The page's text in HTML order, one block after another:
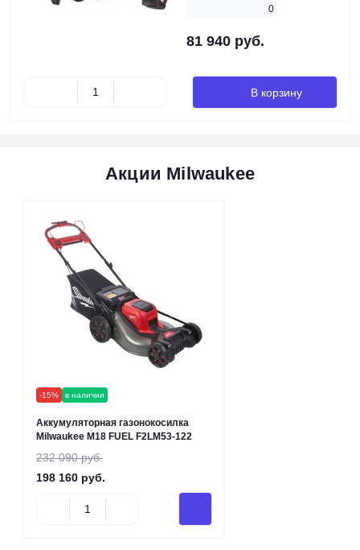
0
81 940 руб.
В корзину
Акции Milwaukee
-15% в наличии
Аккумуляторная газонокосилка
Milwaukee M18 FUEL F2LM53-122
232 090 руб.
198 160 руб.